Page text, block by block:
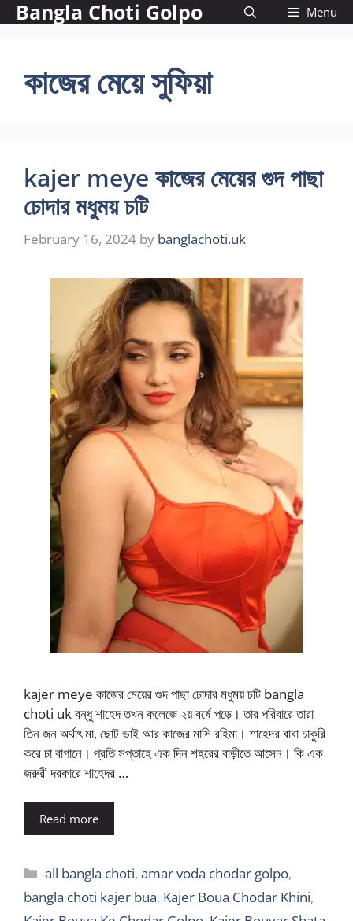
Skip
to
Bangla Choti Golpo Menu
কাজের মেয়ে সুফিয়া
kajer meye কাজের মেয়ের গুদ পাছা
চোদার মধুময় চটি
February 16, 2024 by banglachoti.uk
kajer meye কাজের মেয়ের গুদ পাছা চোদার মধুময় চটি bangla
choti uk বন্ধু শাহেদ তখন কলেজে ২য় বর্ষে পড়ে। তার পরিবারে তারা
তিন জন অর্থাৎ মা, ছোট ভাই আর কাজের মাসি রহিমা। শাহেদর বাবা চাকুরি
করে চা বাগানে। প্রতি সপ্তাহে এক দিন শহরের বাড়ীতে আসেন। কি এক
জরুরী দরকারে শাহেদর …
Read more
Categories
all bangla choti,amar voda chodar golpo,
bangla choti kajer bua, Kajer Boua Chodar Khini,